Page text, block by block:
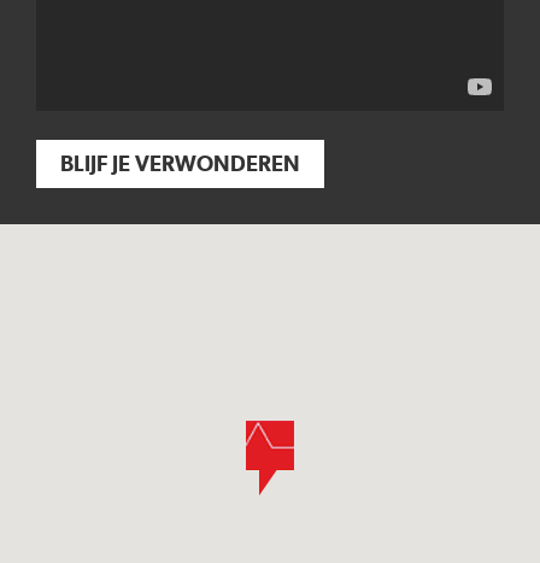
BLIJF JE VERWONDEREN